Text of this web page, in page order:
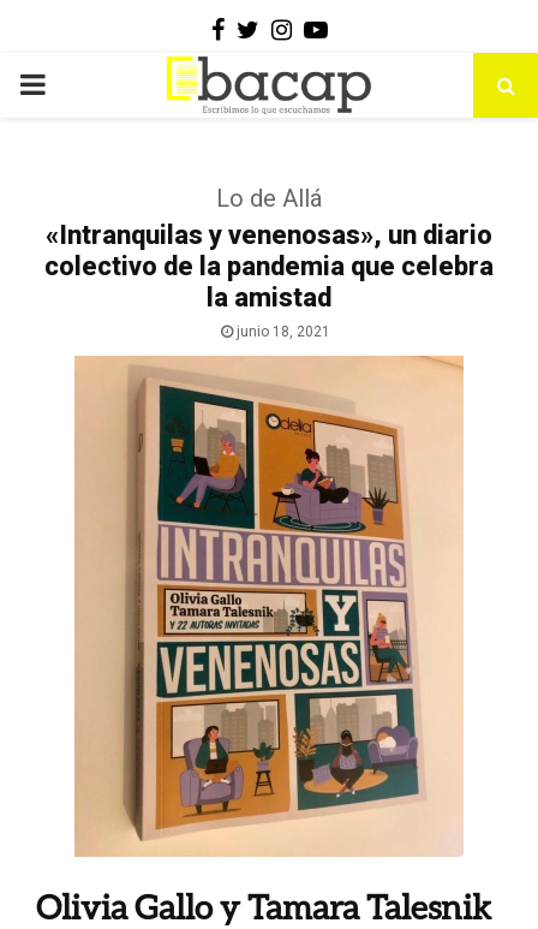
Facebook
Twitter
Instagram
Youtube
PRIMARY
Lo de Allá
«Intranquilas y venenosas», un diario
colectivo de la pandemia que celebra
la amistad
junio 18, 2021
Olivia Gallo y Tamara Talesnik